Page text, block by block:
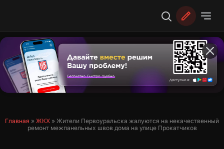
Главная » ЖКХ » Жители Первоуральска жалуются на некачественный
ремонт межпанельных швов дома на улице Прокатчиков